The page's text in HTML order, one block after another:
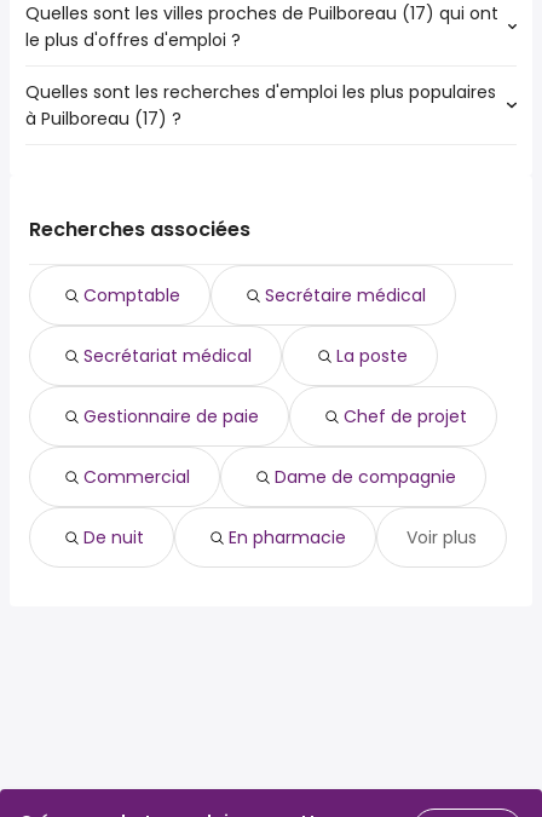
Les villes proches de Puilboreau (17) qui ont le plus
d'offres d'emploi - secrétaire médical sont :
Surgères
Quelles sont les villes proches de Puilboreau (17) qui ont
le plus d'offres d'emploi ?
Les 10 villes proches de Puilboreau (17) qui ont le plus
d'offres d'emploi sont :
Aytré
Tonnay-Charente
Surgères
Quelles sont les recherches d'emploi les plus populaires
à Puilboreau (17) ?
chef de projet
dame de compagnie
de nuit
en pharmacie
gestionnaire de paie
job étudiant
pilote de drone
Recherches associées
Comptable Secrétaire médical
Secrétariat médical La poste
Gestionnaire de paie Chef de projet
Commercial Dame de compagnie
De nuit En pharmacie Voir plus